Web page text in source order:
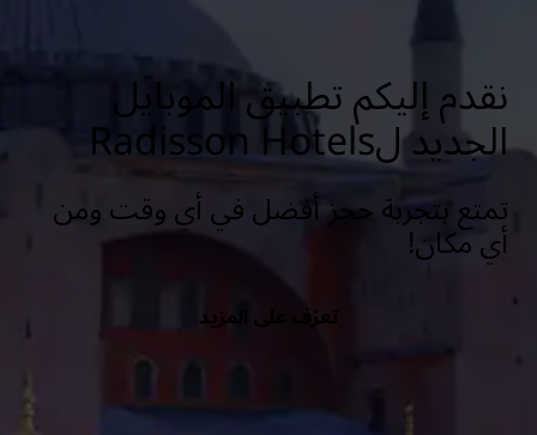
نقدم إليكم تطبيق الموبايل
الجديد لRadisson Hotels
تمتع بتجربة حجز أفضل في أي وقت ومن
أي مكان!
تعرّف على المزيد